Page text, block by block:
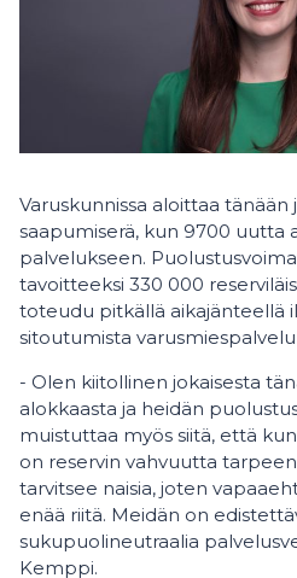
Varuskunnissa aloittaa tänään
saapumiserä, kun 9700 uutta
palvelukseen.
tavoitteeksi 330 000
toteudu pitkällä aikajänteellä
sitoutumista
- Olen kiitollinen jokaisesta
alokkaasta ja heidän
muistuttaa myös siitä, että
on reservin vahvuutta
tarvitsee naisia, joten
enää riitä. Meidän on
sukupuolineutraalia
Kemppi.